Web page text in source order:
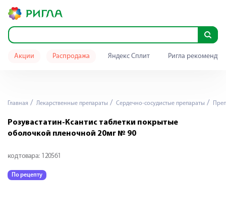
Акции Распродажа Яндекс Сплит Ригла
Главная Лекарственные препараты Сердечно-сосудистые препараты
Розувастатин-Ксантис таблетки покрытые
оболочкой пленочной 20мг № 90
код товара: 120561
По рецепту